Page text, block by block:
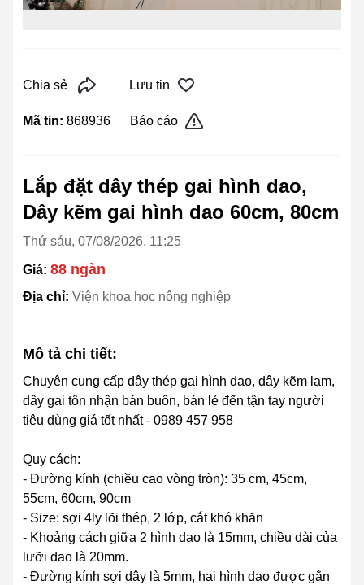
Chia sẻ Lưu tin
Mã tin: 868936 Báo cáo
Lắp đặt dây thép gai hình dao,
Dây kẽm gai hình dao 60cm, 80cm
Thứ sáu, 07/08/2026, 11:25
Giá: 88 ngàn
Địa chỉ: Viện khoa học nông nghiệp
Mô tả chi tiết:
Chuyên cung cấp dây thép gai hình dao, dây kẽm lam,
dây gai tôn nhận bán buôn, bán lẻ đến tận tay người
tiêu dùng giá tốt nhất - 0989 457 958
Quy cách:
- Đường kính (chiều cao vòng tròn): 35 cm, 45cm,
55cm, 60cm, 90cm
- Size: sợi 4ly lõi thép, 2 lớp, cắt khó khăn
- Khoảng cách giữa 2 hình dao là 15mm, chiều dài của
lưỡi dao là 20mm.
- Đường kính sợi dây là 5mm, hai hình dao được gắn